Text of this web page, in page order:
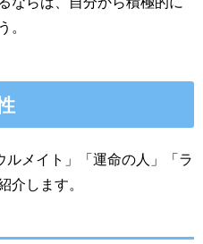
。
メイト」「運命の人」「ラ
介します。